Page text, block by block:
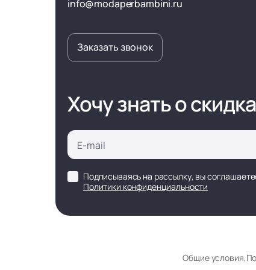
info@modaperbambini.ru
Заказать звонок
Хочу знать о
Подписываясь на рассылку, вы
Политики конфиденциальности
Общие условия,